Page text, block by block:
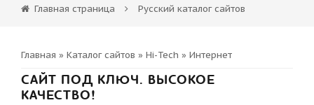
Главная страница Русский каталог сайтов
Главная » Каталог сайтов » Hi-Tech » Интернет
САЙТ ПОД КЛЮЧ. ВЫСОКОЕ
КАЧЕСТВО!